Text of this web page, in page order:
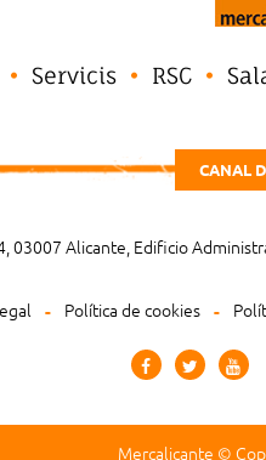
Servicis RSC
CANAL
03007 Alicante, Edificio
Política de cookies
Mercalicante ©